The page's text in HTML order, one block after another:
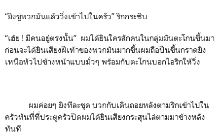
“ยิงขู่พวกมันแล้ววิ่งเข้าไปในครัว” ริกกระซิบ
“เฮ้ย ! มีคนอยู่ตรงนั้น” ผมได้ยินใครสักคนในกลุ่มมันตะโกนขึ้นมา
ก่อนจะได้ยินเสียงฝีเท้าของพวกมันมากขึ้นผมถือปืนขึ้นกราดยิง
เหนือหัวไปข้างหน้าแบบมั่วๆ พร้อมกับตะโกนบอกไอริกให้วิ่ง
ผมค่อยๆ ยิงทีละชุด บวกกับเดินถอยหลังตามริกเข้าไปใน
ครัวทันที่ที่ประตูครัวปิดผมได้ยินเสียงกระสุนไล่ตามมาข้างหลัง
ทันที